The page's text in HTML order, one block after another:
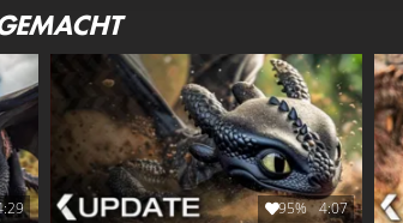
95% 4:07